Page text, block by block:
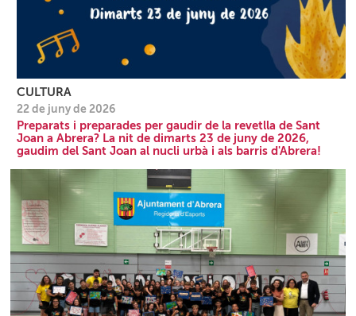
CULTURA
22 de juny de 2026
Preparats i preparades per gaudir de la revetlla de Sant
Joan a Abrera? La nit de dimarts 23 de juny de 2026,
gaudim del Sant Joan al nucli urbà i als barris d'Abrera!